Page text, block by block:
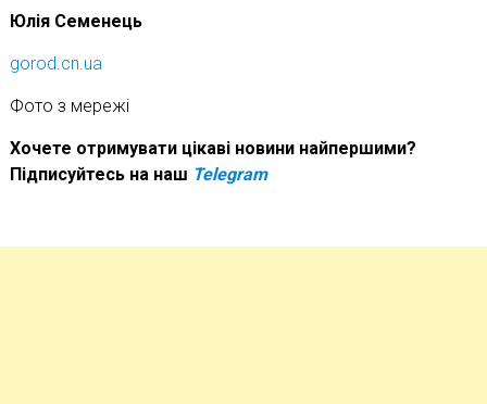
Юлія Семенець
gorod.cn.ua
Фото з мережі
Хочете отримувати цікаві новини найпершими?
Підписуйтесь на наш Telegram